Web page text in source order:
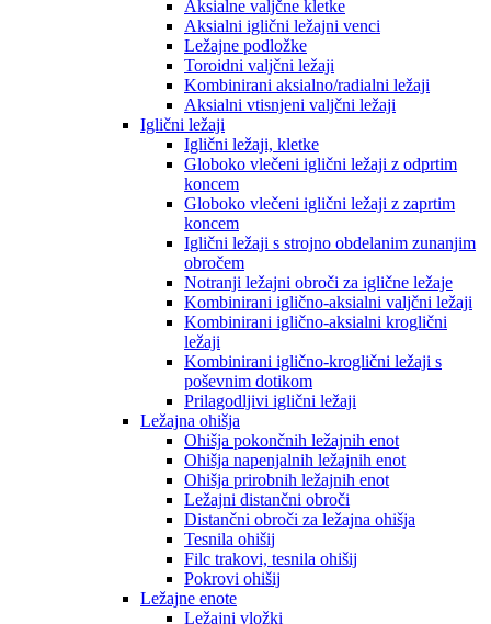
Aksialne valjčne kletke
Aksialni iglični ležajni venci
Ležajne podložke
Toroidni valjčni ležaji
Kombinirani aksialno/radialni ležaji
Aksialni vtisnjeni valjčni ležaji
Iglični ležaji
Iglični ležaji, kletke
Globoko vlečeni iglični ležaji z odprtim
koncem
Globoko vlečeni iglični ležaji z zaprtim
koncem
Iglični ležaji s strojno obdelanim zunanjim
obročem
Notranji ležajni obroči za iglične ležaje
Kombinirani iglično-aksialni valjčni ležaji
Kombinirani iglično-aksialni kroglični
ležaji
Kombinirani iglično-kroglični ležaji s
poševnim dotikom
Prilagodljivi iglični ležaji
Ležajna ohišja
Ohišja pokončnih ležajnih enot
Ohišja napenjalnih ležajnih enot
Ohišja prirobnih ležajnih enot
Ležajni distančni obroči
Distančni obroči za ležajna ohišja
Tesnila ohišij
Filc trakovi, tesnila ohišij
Pokrovi ohišij
Ležajne enote
Ležajni vložki